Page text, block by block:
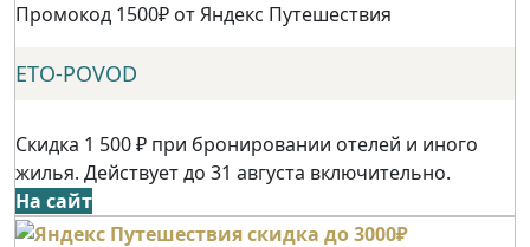
Промокод 1500₽ от Яндекс Путешествия
ETO-POVOD
Скидка 1 500 ₽ при бронировании отелей и иного
жилья. Действует до 31 августа включительно.
На сайт